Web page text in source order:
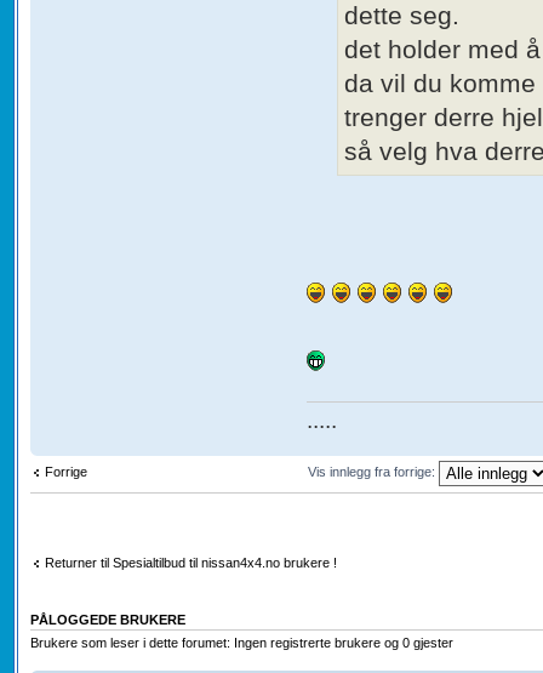
dette seg.
det holder med
da vil du
trenger derre
så velg hva
.....
Forrige Vis innlegg fra forrige:
Returner til Spesialtilbud til nissan4x4.no brukere !
PÅLOGGEDE BRUKERE
Brukere som leser i dette forumet: Ingen registrerte brukere og 0 gjester